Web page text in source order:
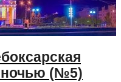
ночью (№5)